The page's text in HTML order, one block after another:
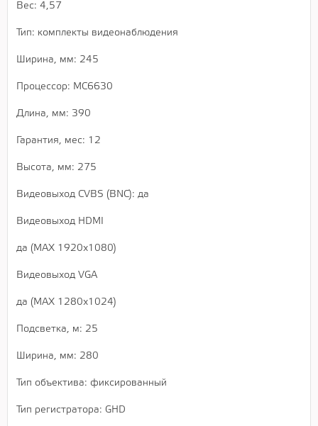
Вес: 4,57
Тип: комплекты видеонаблюдения
Ширина, мм: 245
Процессор: MC6630
Длина, мм: 390
Гарантия, мес: 12
Высота, мм: 275
Видеовыход CVBS (BNC): да
Видеовыход HDMI
да (MAX 1920x1080)
Видеовыход VGA
да (MAX 1280x1024)
Подсветка, м: 25
Ширина, мм: 280
Тип объектива: фиксированный
Тип регистратора: GHD